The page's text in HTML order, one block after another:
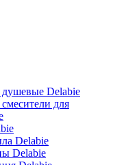
душевые Delabie
для
Delabie
Delabie